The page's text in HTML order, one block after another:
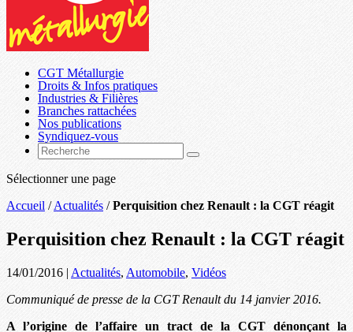
CGT Métallurgie
Droits & Infos pratiques
Industries & Filières
Branches rattachées
Nos publications
Syndiquez-vous
Sélectionner une page
Accueil /Actualités /Perquisition chez Renault : la CGT réagit
Perquisition chez Renault : la CGT réagit
14/01/2016 | Actualités, Automobile, Vidéos
Communiqué de presse de la CGT Renault du 14 janvier 2016.
A l’origine de l’affaire un tract de la CGT dénonçant la